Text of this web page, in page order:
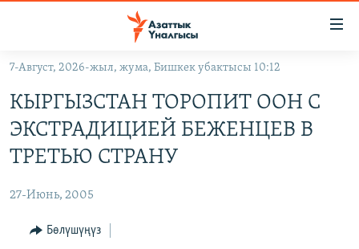
Навигацияга
өтүңүз
салыңызКЫРГЫЗСТАН
ЭКОНОМИКА
МАДАНИЯТ
БОРБОР АЗИЯ
АТАЙЫН ИЛИКТӨӨ
ТВ ПРОГРАММАЛАР
7-Август, 2026-жыл, жума, Бишкек убактысы 10:12
КЫРГЫЗСТАН ТОРОПИТ ООН С
ЭКСТРАДИЦИЕЙ БЕЖЕНЦЕВ В
ТРЕТЬЮ СТРАНУ
27-Июнь, 2005
Бөлүшүңүз